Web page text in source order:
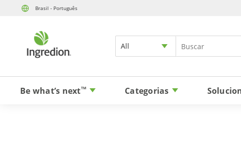
Brasil - Português
All
Be what’s nextTM Categorias